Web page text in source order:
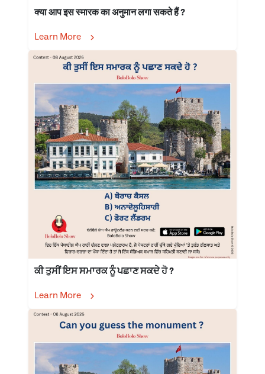
क्या आप इस स्मारक का अनुमान लगा सकते हैं ?
Learn More
ਕੀ ਤੁਸੀਂ ਇਸ ਸਮਾਰਕ ਨੂੰ ਪਛਾਣ ਸਕਦੇ ਹੋ ?
Learn More